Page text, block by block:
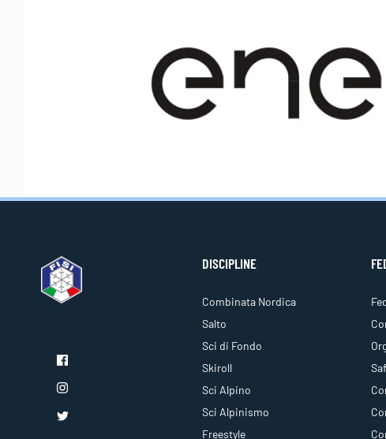
DISCIPLINE
Combinata Nordica
Salto
Sci di Fondo
Skiroll
Sci Alpino
Sci Alpinismo
Freestyle